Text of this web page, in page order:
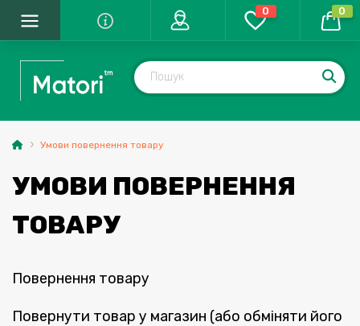
0 0
Умови повернення товару
УМОВИ ПОВЕРНЕННЯ
ТОВАРУ
Повернення товару
Повернути товар у магазин (або обміняти його